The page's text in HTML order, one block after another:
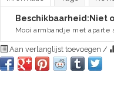
Beschikbaarheid:Niet
Mooi armbandje met
Aan verlanglijst toevoegen /